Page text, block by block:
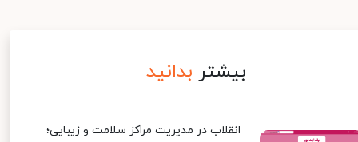
بیشتر بدانید
انقلاب در مدیریت مراکز سلامت و زیبایی؛